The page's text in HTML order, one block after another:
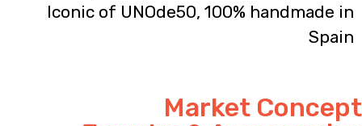
Iconic of UNOde50, 100% handmade in
Spain
Market Concept